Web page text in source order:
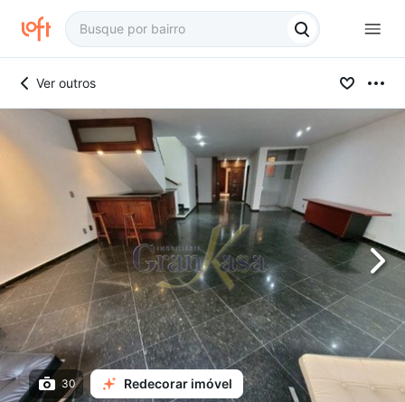
Ver outros
30 Redecorar imóvel